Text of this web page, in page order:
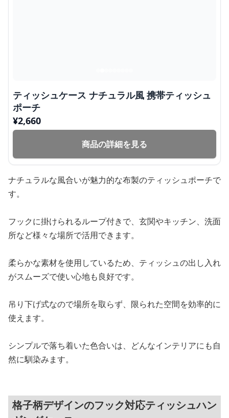
ティッシュケース ナチュラル風 携帯ティッシュ
ポーチ
¥2,660
商品の詳細を見る
ナチュラルな風合いが魅力的な布製のティッシュポーチで
す。
フックに掛けられるループ付きで、玄関やキッチン、洗面
所など様々な場所で活用できます。
柔らかな素材を使用しているため、ティッシュの出し入れ
がスムーズで使い心地も良好です。
吊り下げ式なので場所を取らず、限られた空間を効率的に
使えます。
シンプルで落ち着いた色合いは、どんなインテリアにも自
然に馴染みます。
格子柄デザインのフック対応ティッシュハン